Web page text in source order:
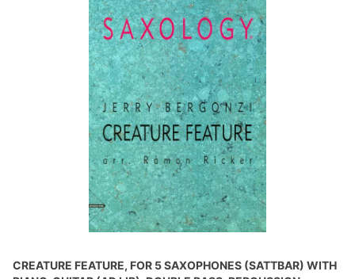
CREATURE FEATURE, FOR 5 SAXOPHONES (SATTBAR) WITH